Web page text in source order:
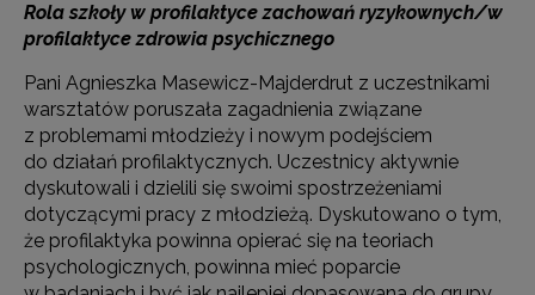
Rola szkoły w profilaktyce zachowań ryzykownych/w
profilaktyce zdrowia psychicznego
Pani Agnieszka Masewicz-Majderdrut z uczestnikami
warsztatów poruszała zagadnienia związane
z problemami młodzieży i nowym podejściem
do działań profilaktycznych. Uczestnicy aktywnie
dyskutowali i dzielili się swoimi spostrzeżeniami
dotyczącymi pracy z młodzieżą. Dyskutowano o tym,
że profilaktyka powinna opierać się na teoriach
psychologicznych, powinna mieć poparcie